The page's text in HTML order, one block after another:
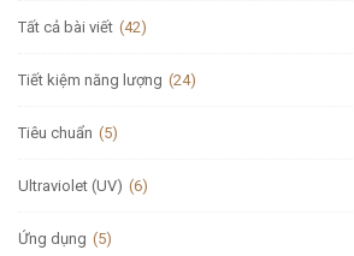
Tất cả bài viết (42)
Tiết kiệm năng lượng (24)
Tiêu chuẩn (5)
Ultraviolet (UV) (6)
Ứng dụng (5)